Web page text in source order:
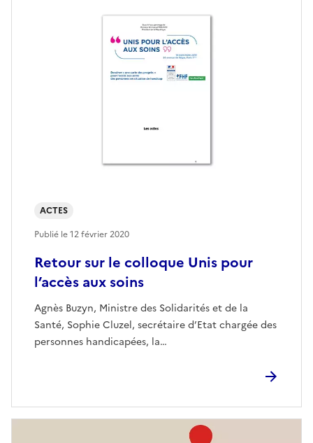
Retour sur le colloque Unis pour
l’accès aux soins
Agnès Buzyn, Ministre des Solidarités et de la
Santé, Sophie Cluzel, secrétaire d’Etat chargée des
personnes handicapées, la…
ACTES
Publié le12 février 2020